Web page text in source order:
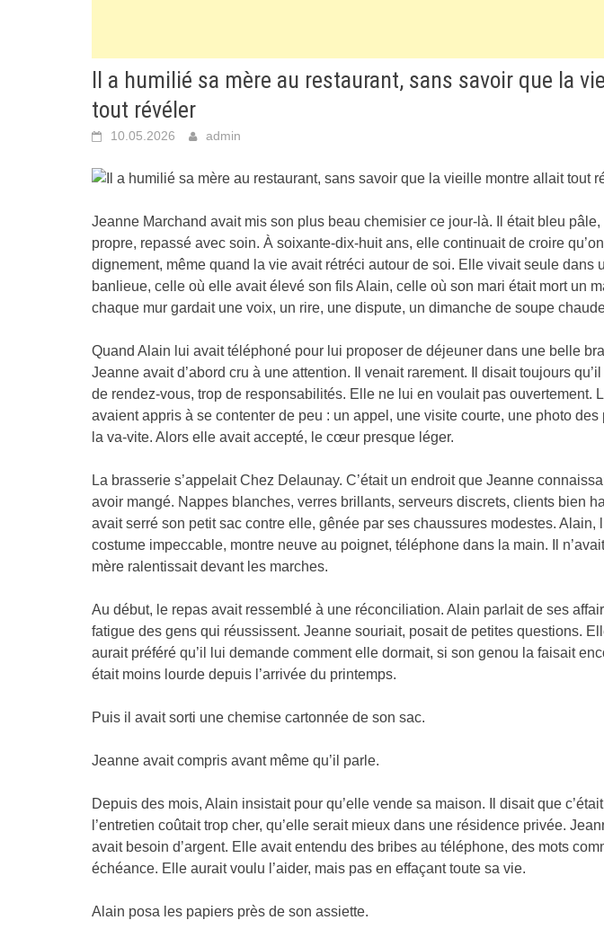
Il a humilié sa mère au restaurant, sans savoir que la
tout révéler
10.05.2026 admin
Jeanne Marchand avait mis son plus beau chemisier ce jour-là. Il était bleu
propre, repassé avec soin. À soixante-dix-huit ans, elle continuait de croire
dignement, même quand la vie avait rétréci autour de soi. Elle vivait seule dans
banlieue, celle où elle avait élevé son fils Alain, celle où son mari était mort un
chaque mur gardait une voix, un rire, une dispute, un dimanche de soupe
Quand Alain lui avait téléphoné pour lui proposer de déjeuner dans une belle
Jeanne avait d’abord cru à une attention. Il venait rarement. Il disait toujours
de rendez-vous, trop de responsabilités. Elle ne lui en voulait pas ouvertement.
avaient appris à se contenter de peu : un appel, une visite courte, une photo des
la va-vite. Alors elle avait accepté, le cœur presque léger.
La brasserie s’appelait Chez Delaunay. C’était un endroit que Jeanne
avoir mangé. Nappes blanches, verres brillants, serveurs discrets, clients bien
avait serré son petit sac contre elle, gênée par ses chaussures modestes. Alain,
costume impeccable, montre neuve au poignet, téléphone dans la main. Il
mère ralentissait devant les marches.
Au début, le repas avait ressemblé à une réconciliation. Alain parlait de ses
fatigue des gens qui réussissent. Jeanne souriait, posait de petites questions.
aurait préféré qu’il lui demande comment elle dormait, si son genou la faisait
était moins lourde depuis l’arrivée du printemps.
Puis il avait sorti une chemise cartonnée de son sac.
Jeanne avait compris avant même qu’il parle.
Depuis des mois, Alain insistait pour qu’elle vende sa maison. Il disait que
l’entretien coûtait trop cher, qu’elle serait mieux dans une résidence privée.
avait besoin d’argent. Elle avait entendu des bribes au téléphone, des mots
échéance. Elle aurait voulu l’aider, mais pas en effaçant toute sa vie.
Alain posa les papiers près de son assiette.